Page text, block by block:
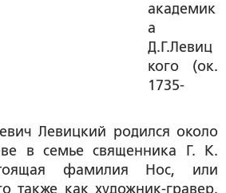
академик
а
Д.Г.Левиц
кого (ок.
1735-
Левицкий родился около
в семье священника Г. К.
фамилия Нос, или
также как художник-гравер.